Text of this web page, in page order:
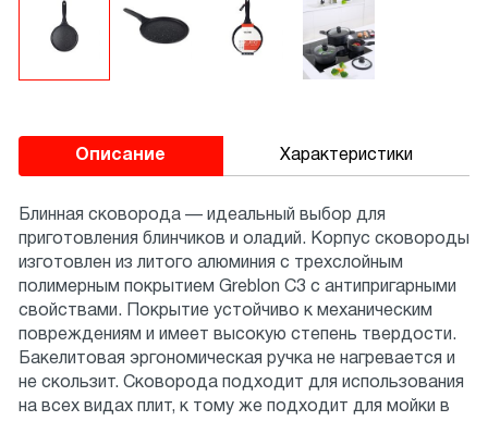
Описание Характеристики
Блинная сковорода — идеальный выбор для
приготовления блинчиков и оладий. Корпус сковороды
изготовлен из литого алюминия с трехслойным
полимерным покрытием Greblon С3 с антипригарными
свойствами. Покрытие устойчиво к механическим
повреждениям и имеет высокую степень твердости.
Бакелитовая эргономическая ручка не нагревается и
не скользит. Сковорода подходит для использования
на всех видах плит, к тому же подходит для мойки в